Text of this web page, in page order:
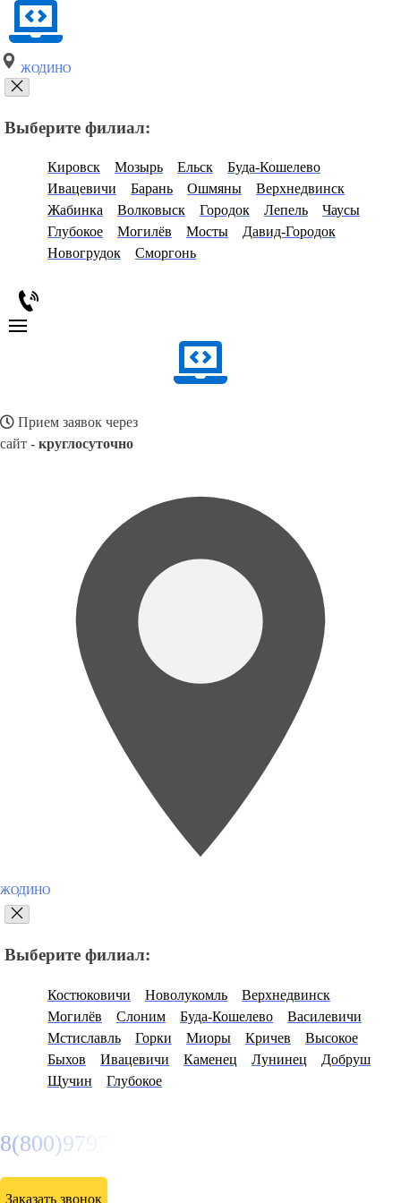
ЖОДИНО
Выберите филиал:
Кировск Мозырь Ельск
Буда-Кошелево
Ивацевичи
Барань Ошмяны
Верхнедвинск
Жабинка
Волковыск Городок Лепель
Чаусы
Глубокое
Могилёв Мосты
Давид-Городок
Новогрудок
Сморгонь
Прием заявок через
сайт - круглосуточно
ЖОДИНО
Выберите филиал:
Костюковичи Новолукомль
Верхнедвинск
Могилёв
Слоним Буда-Кошелево
Василевичи
Мстиславль
Горки Миоры Кричев
Высокое
Быхов
Ивацевичи Каменец Лунинец
Добруш
Щучин
Глубокое
8(800)9797043
Заказать звонок